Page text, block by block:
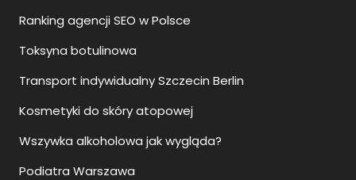
Ranking agencji SEO w Polsce
Toksyna botulinowa
Transport indywidualny Szczecin Berlin
Kosmetyki do skóry atopowej
Wszywka alkoholowa jak wygląda?
Podiatra Warszawa